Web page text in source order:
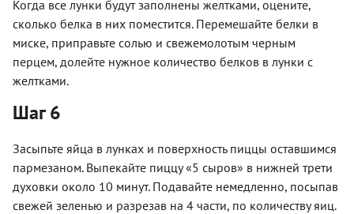
Когда все лунки будут заполнены желтками, оцените,
сколько белка в них поместится. Перемешайте белки в
миске, приправьте солью и свежемолотым черным
перцем, долейте нужное количество белков в лунки с
желтками.
Шаг 6
Засыпьте яйца в лунках и поверхность пиццы оставшимся
пармезаном. Выпекайте пиццу «5 сыров» в нижней трети
духовки около 10 минут. Подавайте немедленно, посыпав
свежей зеленью и разрезав на 4 части, по количеству яиц.